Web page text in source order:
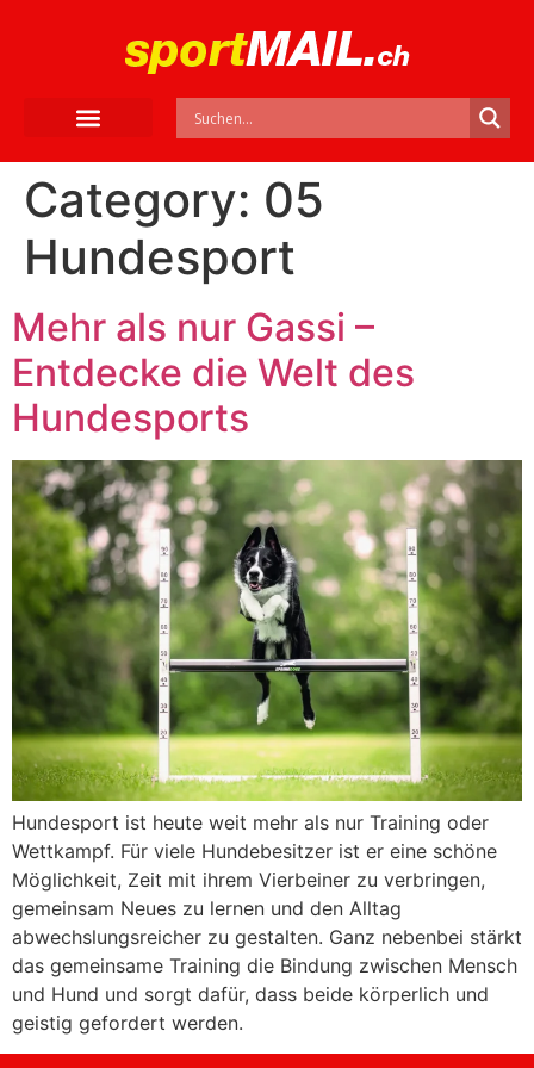
Category: 05
Hundesport
Mehr als nur Gassi –
Entdecke die Welt des
Hundesports
Hundesport ist heute weit mehr als nur Training oder
Wettkampf. Für viele Hundebesitzer ist er eine schöne
Möglichkeit, Zeit mit ihrem Vierbeiner zu verbringen,
gemeinsam Neues zu lernen und den Alltag
abwechslungsreicher zu gestalten. Ganz nebenbei stärkt
das gemeinsame Training die Bindung zwischen Mensch
und Hund und sorgt dafür, dass beide körperlich und
geistig gefordert werden.